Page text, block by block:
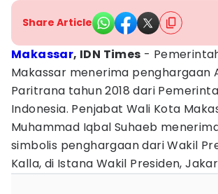
Share Article
Makassar, IDN Times -
Makassar menerima penghargaan
Paritrana tahun 2018 dari
Indonesia. Penjabat Wali Kota
Muhammad Iqbal Suhaeb
simbolis penghargaan dari Wakil
Kalla, di Istana Wakil Presiden,